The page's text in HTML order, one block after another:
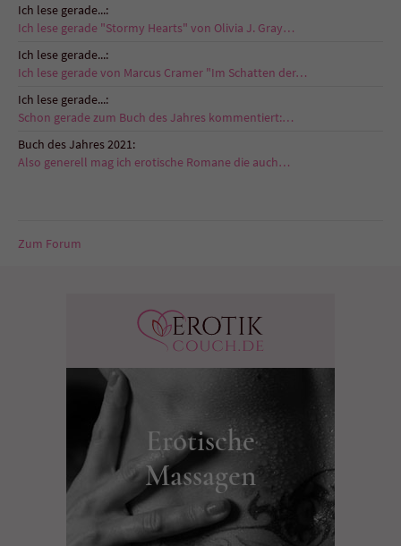
Ich lese gerade...:
Ich lese gerade "Stormy Hearts" von Olivia J. Gray…
Ich lese gerade...:
Ich lese gerade von Marcus Cramer "Im Schatten der…
Ich lese gerade...:
Schon gerade zum Buch des Jahres kommentiert:…
Buch des Jahres 2021:
Also generell mag ich erotische Romane die auch…
Zum Forum
Erotische
Massagen